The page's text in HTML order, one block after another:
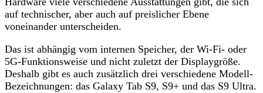
auf technischer, aber auch auf preislicher Ebene
voneinander unterscheiden.
Das ist abhängig vom internen Speicher, der Wi-Fi- oder
5G-Funktionsweise und nicht zuletzt der Displaygröße.
Deshalb gibt es auch zusätzlich drei verschiedene Modell-
Bezeichnungen: das Galaxy Tab S9, S9+ und das S9 Ultra.